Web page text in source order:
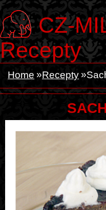
CZ-
Recepty
Home Recepty